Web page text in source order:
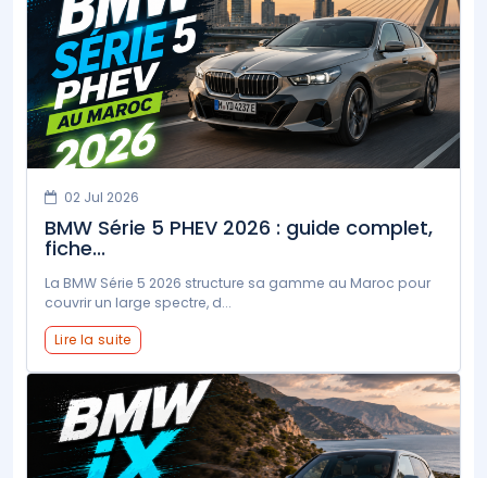
02 Jul 2026
BMW Série 5 PHEV 2026 : guide complet,
fiche...
La BMW Série 5 2026 structure sa gamme au Maroc pour
couvrir un large spectre, d...
Lire la suite